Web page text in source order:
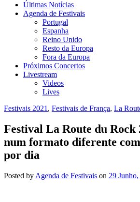
Últimas Notícias
Agenda de Festivais
Portugal
Espanha
Reino Unido
Resto da Europa
Fora da Europa
Próximos Concertos
Livestream
Videos
Lives
Festivais 2021 , Festivais de França, La
Festival La Route du Rock
num formato diferente
por dia
Posted by Agenda de Festivais on 29 Junho,